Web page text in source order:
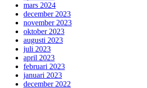
mars 2024
december 2023
november 2023
oktober 2023
augusti 2023
juli 2023
april 2023
februari 2023
januari 2023
december 2022